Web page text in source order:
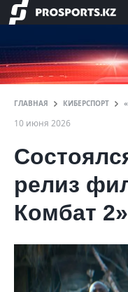
ГЛАВНАЯ КИБЕРСПОРТ
10 июня 2026
релиз
Комбат 2»